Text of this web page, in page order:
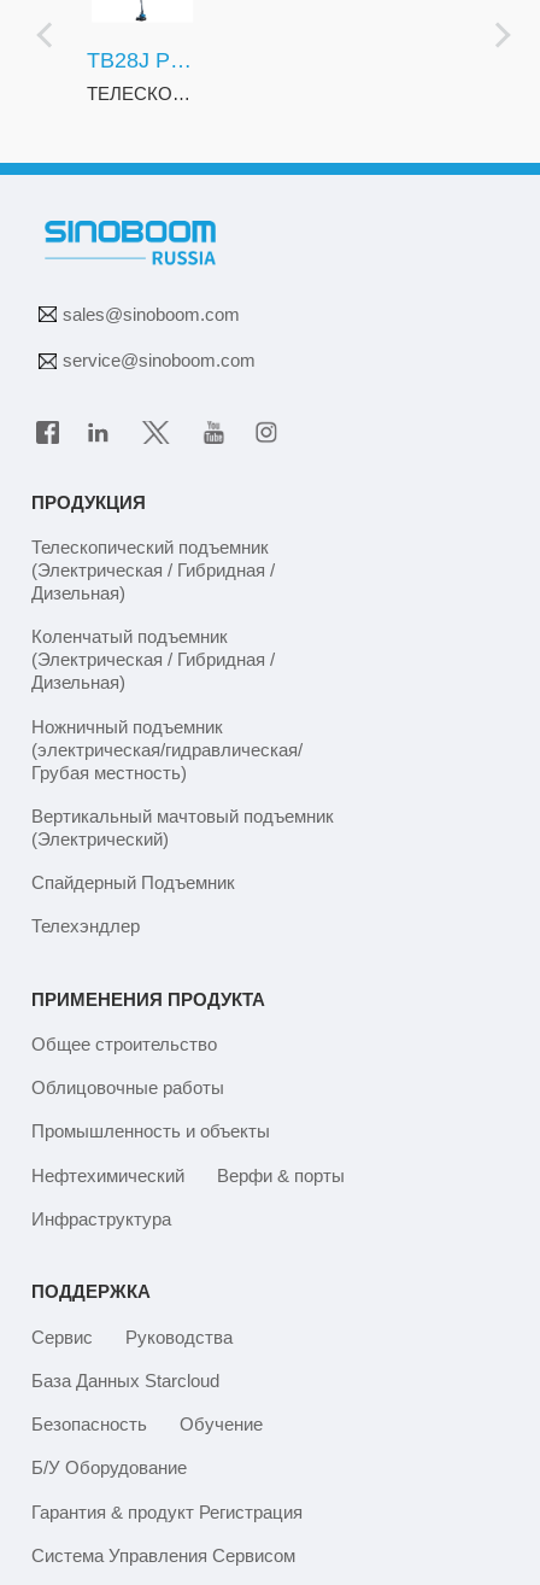
TB28J PLUS (TB910J PLUS)
ТЕЛЕСКОПИЧЕСКИЕ ПОДЪЕМНИКИ С ДВИГАТЕЛЕМ
sales@sinoboom.com
service@sinoboom.com
ПРОДУКЦИЯ
Телескопический подъемник
(Электрическая / Гибридная /
Дизельная)
Коленчатый подъемник
(Электрическая / Гибридная /
Дизельная)
Ножничный подъемник
(электрическая/гидравлическая/
Грубая местность)
Вертикальный мачтовый подъемник
(Электрический)
Спайдерный Подъемник
Телехэндлер
ПРИМЕНЕНИЯ ПРОДУКТА
Общее строительство
Облицовочные работы
Промышленность и объекты
Нефтехимический Верфи & порты
Инфраструктура
ПОДДЕРЖКА
Сервис Руководства
База Данных Starcloud
Безопасность Обучение
Б/У Оборудование
Гарантия & продукт Регистрация
Система Управления Сервисом